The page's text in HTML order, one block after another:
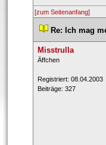
[zum Seitenanfang]
Re: Ich mag
Misstrulla
​Äffchen
Registriert: 08.04.2003
Beiträge: 327